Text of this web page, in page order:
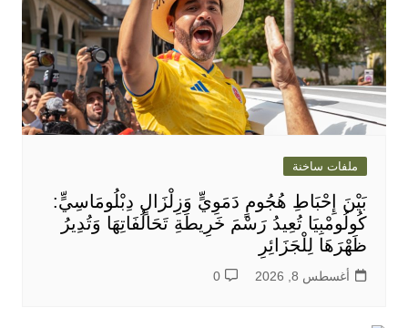
ملفات ساخنة
بَيْنَ إِحْبَاطِ هُجُومٍ دَمَوِيٍّ وَزِلْزَالٍ دِبْلُومَاسِيٍّ:
كُولُومْبِيَا تُعِيدُ رَسْمَ خَرِيطَةِ تَحَالُفَاتِهَا وَتُدِيرُ
ظَهْرَهَا لِلْجَزَائِرِ
أغسطس 8, 2026 0